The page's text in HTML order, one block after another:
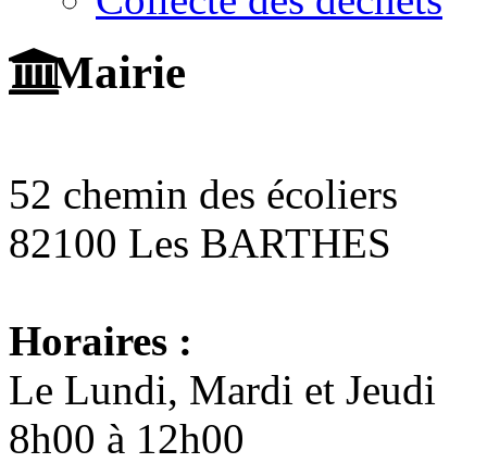
Mairie
52 chemin des écoliers
82100 Les BARTHES
Horaires :
Le Lundi, Mardi et Jeudi
8h00 à 12h00